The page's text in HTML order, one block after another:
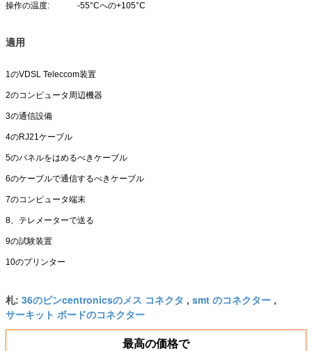
操作の温度: -55°Cへの+105°C
適用
1のVDSL Teleccom装置
2のコンピュータ周辺機器
3の通信設備
4のRJ21ケーブル
5のパネルをはめるべきケーブル
6のケーブルで通信するべきケーブル
7のコンピュータ端末
8、テレメーターで送る
9の試験装置
10のプリンター
札: 36のピンcentronicsのメス コネクタ , smt のコネクター ,
サーキット ボードのコネクター
最高の価格で